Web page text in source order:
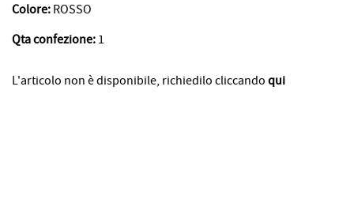
Colore: ROSSO
Qta confezione: 1
L'articolo non è disponibile, richiedilo cliccando qui